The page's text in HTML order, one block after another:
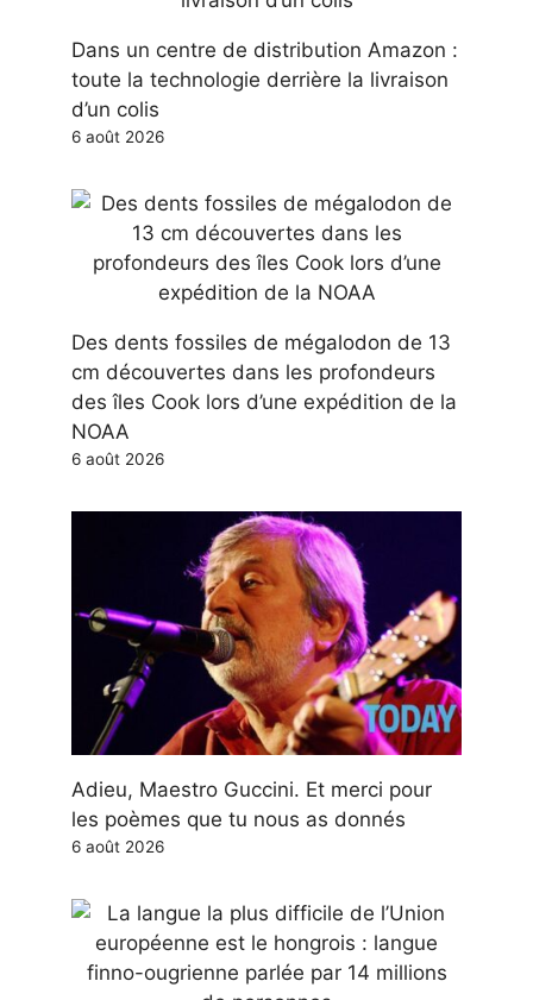
Dans un centre de distribution Amazon :
toute la technologie derrière la livraison
d’un colis
6 août 2026
Des dents fossiles de mégalodon de 13
cm découvertes dans les profondeurs
des îles Cook lors d’une expédition de la
NOAA
6 août 2026
Adieu, Maestro Guccini. Et merci pour
les poèmes que tu nous as donnés
6 août 2026